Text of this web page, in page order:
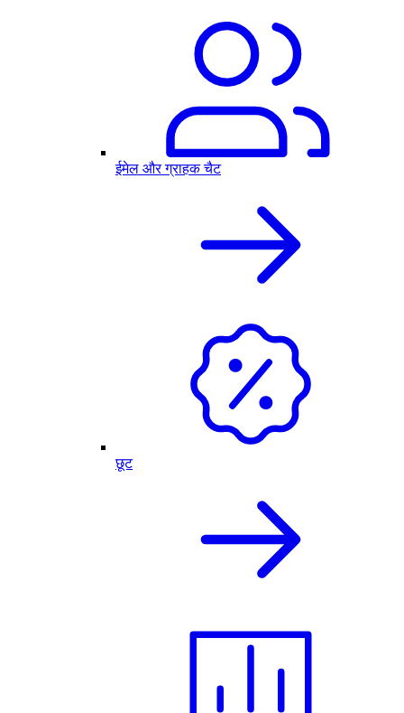
ईमेल और ग्राहक चैट
छूट